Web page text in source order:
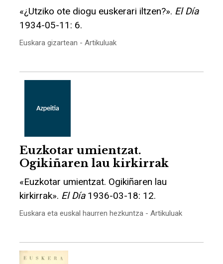
«¿Utziko ote diogu euskerari iltzen?». El Día
1934-05-11: 6.
Euskara gizartean - Artikuluak
Euzkotar umientzat.
Ogikiñaren lau kirkirrak
«Euzkotar umientzat. Ogikiñaren lau
kirkirrak». El Día1936-03-18: 12.
Euskara eta euskal haurren hezkuntza - Artikuluak